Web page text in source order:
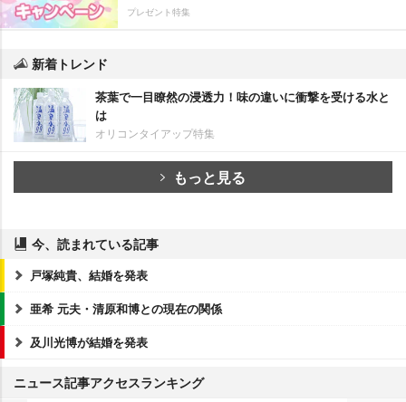
プレゼント特集
新着トレンド
茶葉で一目瞭然の浸透力！味の違いに衝撃を受ける水と
は
オリコンタイアップ特集
もっと見る
今、読まれている記事
戸塚純貴、結婚を発表
亜希 元夫・清原和博との現在の関係
及川光博が結婚を発表
ニュース記事アクセスランキング